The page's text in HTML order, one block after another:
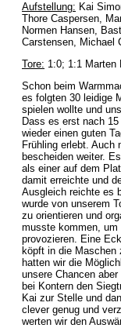
Aufstellung: Kai
Thore Caspersen,
Normen Hansen,
Carstensen, Michael
Tore: 1:0; 1:1 Marten
Schon beim
es folgten 30 leidige
spielen wollte und
Dass es erst nach
wieder einen guten
Frühling erlebt. Auch
bescheiden weiter.
als einer auf dem
damit erreichte und
Ausgleich reichte es
wurde von unserem
zu orientieren und
musste kommen, um
provozieren. Eine
köpft in die Maschen
hatten wir die
unsere Chancen
bei Kontern den
Kai zur Stelle und
clever genug und
werten wir den